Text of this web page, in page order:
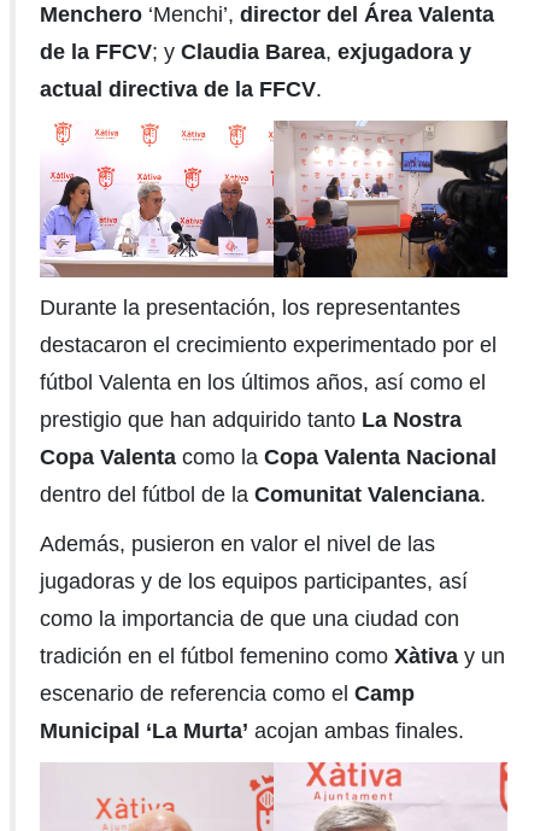
Menchero‘Menchi’, director del Área Valenta
de la FFCV; y Claudia Barea, exjugadora y
actual directiva de la FFCV.
Durante la presentación, los representantes
destacaron el crecimiento experimentado por el
fútbol Valenta en los últimos años, así como el
prestigio que han adquirido tanto La Nostra
Copa Valentacomo la Copa Valenta Nacional
dentro del fútbol de la Comunitat Valenciana.
Además, pusieron en valor el nivel de las
jugadoras y de los equipos participantes, así
como la importancia de que una ciudad con
tradición en el fútbol femenino como Xàtivay un
escenario de referencia como el Camp
Municipal ‘La Murta’ acojan ambas finales.